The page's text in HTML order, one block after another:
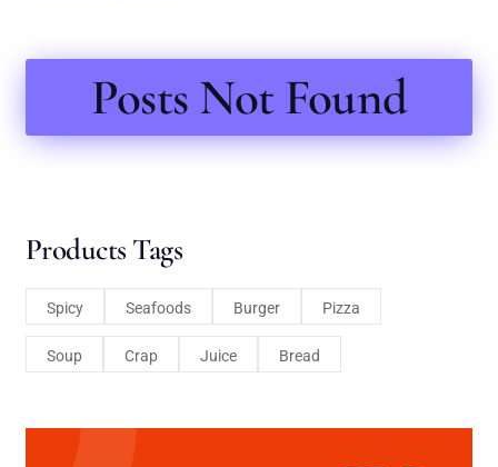
Posts Not Found
Products Tags
Spicy Seafoods Burger Pizza
Soup Crap Juice Bread